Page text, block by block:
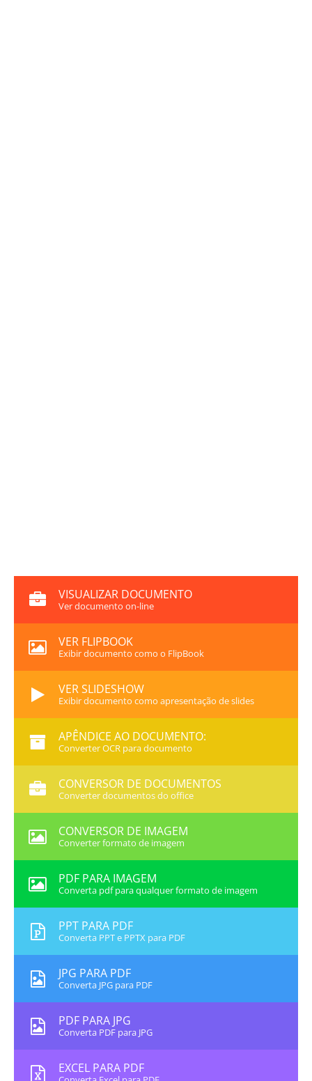
VISUALIZAR DOCUMENTO
Ver documento on-line
VER FLIPBOOK
Exibir documento como o FlipBook
VER SLIDESHOW
Exibir documento como apresentação de slides
APÊNDICE AO DOCUMENTO:
Converter OCR para documento
CONVERSOR DE DOCUMENTOS
Converter documentos do office
CONVERSOR DE IMAGEM
Converter formato de imagem
PDF PARA IMAGEM
Converta pdf para qualquer formato de imagem
PPT PARA PDF
Converta PPT e PPTX para PDF
JPG PARA PDF
Converta JPG para PDF
PDF PARA JPG
Converta PDF para JPG
EXCEL PARA PDF